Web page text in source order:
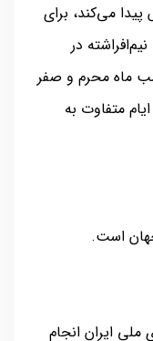
پیدا می‌کند، برای
در
ماه محرم و صفر
متفاوت به
است.
ملی ایران انجام